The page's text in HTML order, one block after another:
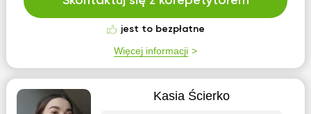
jest to bezpłatne
Więcej informacji
Kasia Ścierko